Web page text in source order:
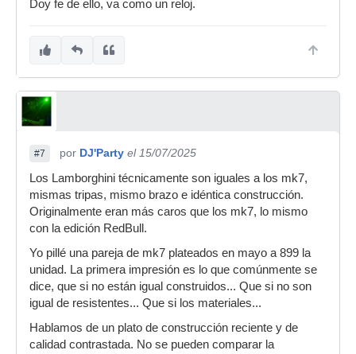
Doy fe de ello, va como un reloj.
#7 por DJ'Party el 15/07/2025
Los Lamborghini técnicamente son iguales a los mk7,
mismas tripas, mismo brazo e idéntica construcción.
Originalmente eran más caros que los mk7, lo mismo
con la edición RedBull.
Yo pillé una pareja de mk7 plateados en mayo a 899 la
unidad. La primera impresión es lo que comúnmente se
dice, que si no están igual construidos... Que si no son
igual de resistentes... Que si los materiales...
Hablamos de un plato de construcción reciente y de
calidad contrastada. No se pueden comparar la